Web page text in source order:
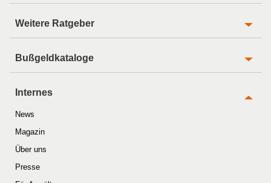
Weitere Ratgeber
Bußgeldkataloge
Internes
News
Magazin
Über uns
Presse